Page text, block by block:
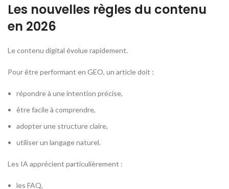
Les nouvelles règles du contenu
en 2026
Le contenu digital évolue rapidement.
Pour être performant en GEO, un article doit :
répondre à une intention précise,
être facile à comprendre,
adopter une structure claire,
utiliser un langage naturel.
Les IA apprécient particulièrement :
les FAQ,